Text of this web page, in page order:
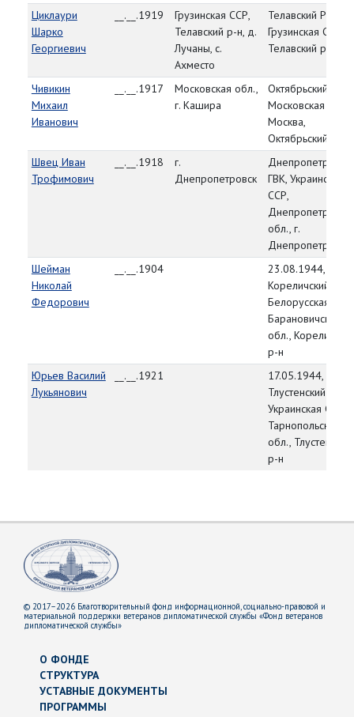
Циклаури
Шарко
Георгиевич
__.__.1919
Грузинская ССР,
Телавский р-н, д.
Лучаны, с.
Ахместо
Телавский РВК,
Грузинская ССР,
Телавский р-н
Чивикин
Михаил
Иванович
__.__.1917
Московская обл.,
г. Кашира
Октябрьский РВК,
Московская обл.,
Москва,
Октябрьский р-н
Швец Иван
Трофимович
__.__.1918
г.
Днепропетровск
ГВК, Украинская
ССР,
обл., г.
Днепропетровск
Шейман
Николай
Федорович
__.__.1904
23.08.1944,
Кореличский РВК,
Белорусская ССР,
Барановичская
обл.,
р-н
Юрьев Василий
Лукьянович
__.__.1921
17.05.1944,
Тлустенский РВК,
Украинская ССР,
Тарнопольская
обл., Тлустенский
р-н
© 2017–2026 Благотворительный фонд информационной, социально-правовой и
материальной поддержки ветеранов дипломатической службы «Фонд ветеранов
дипломатической службы»
О ФОНДЕ
СТРУКТУРА
УСТАВНЫЕ ДОКУМЕНТЫ
ПРОГРАММЫ